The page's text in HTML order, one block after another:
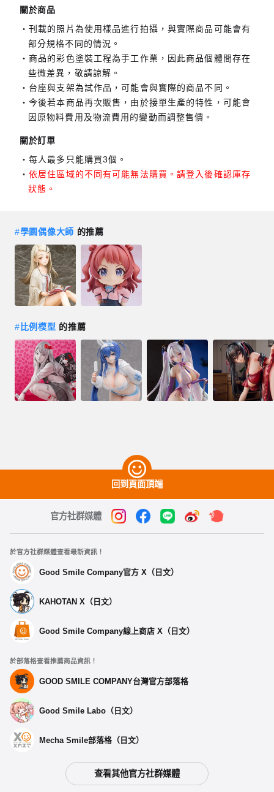
關於商品
刊載的照片為使用樣品進行拍攝，與實際商品可能會有
部分規格不同的情況。
商品的彩色塗裝工程為手工作業，因此商品個體間存在
些微差異，敬請諒解。
台座與支架為試作品，可能會與實際的商品不同。
今後若本商品再次販售，由於接單生產的特性，可能會
因原物料費用及物流費用的變動而調整售價。
關於訂單
每人最多只能購買3個。
依居住區域的不同有可能無法購買。請登入後確認庫存
狀態。
#學園偶像大師 的推薦
# 比例模型 的推薦
回到頁面頂端
官方社群媒體
於官方社群媒體查看最新資訊！
Good Smile Company官方 X（日文）
KAHOTAN X（日文）
Good Smile Company線上商店 X（日文）
於部落格查看推薦商品資訊！
GOOD SMILE COMPANY台灣官方部落格
Good Smile Labo（日文）
Mecha Smile部落格（日文）
查看其他官方社群媒體